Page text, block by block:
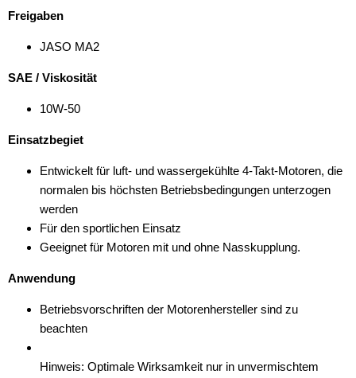
Freigaben
JASO MA2
SAE / Viskosität
10W-50
Einsatzbegiet
Entwickelt für luft- und wassergekühlte 4-Takt-Motoren, die
normalen bis höchsten Betriebsbedingungen unterzogen
werden
Für den sportlichen Einsatz
Geeignet für Motoren mit und ohne Nasskupplung.
Anwendung
Betriebsvorschriften der Motorenhersteller sind zu
beachten
Hinweis: Optimale Wirksamkeit nur in unvermischtem